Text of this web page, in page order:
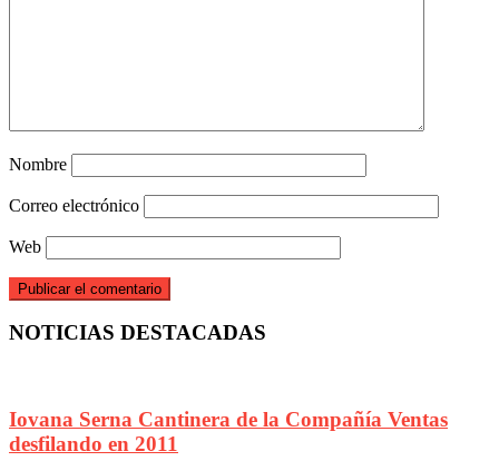
Nombre
Correo electrónico
Web
NOTICIAS DESTACADAS
Iovana Serna Cantinera de la Compañía Ventas
desfilando en 2011